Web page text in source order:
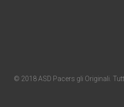
© 2018 ASD Pacers gli Originali.